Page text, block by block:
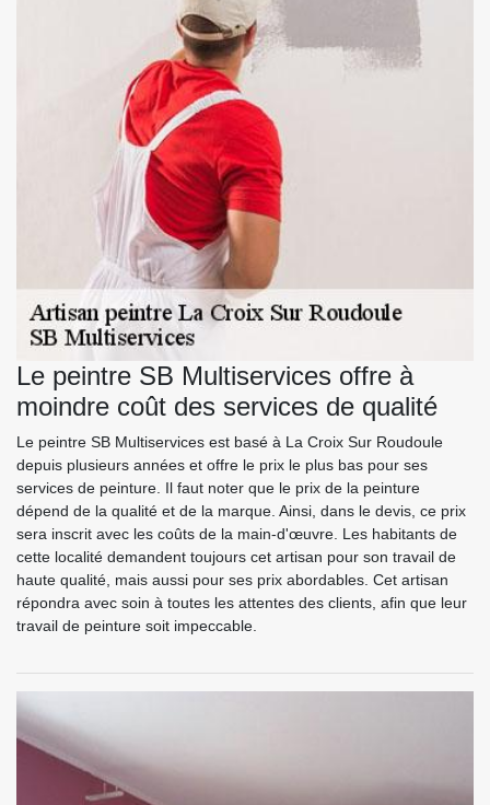
Le peintre SB Multiservices offre à
moindre coût des services de qualité
Le peintre SB Multiservices est basé à La Croix Sur Roudoule
depuis plusieurs années et offre le prix le plus bas pour ses
services de peinture. Il faut noter que le prix de la peinture
dépend de la qualité et de la marque. Ainsi, dans le devis, ce prix
sera inscrit avec les coûts de la main-d'œuvre. Les habitants de
cette localité demandent toujours cet artisan pour son travail de
haute qualité, mais aussi pour ses prix abordables. Cet artisan
répondra avec soin à toutes les attentes des clients, afin que leur
travail de peinture soit impeccable.